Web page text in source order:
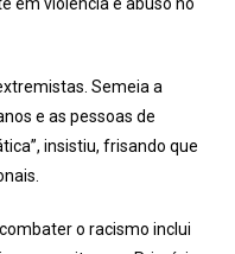
Semeia a
e as pessoas de
insistiu, frisando que
o racismo inclui